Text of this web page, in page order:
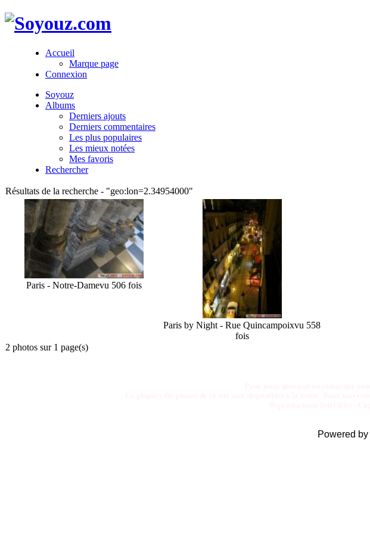
Accueil
Marque page
Connexion
Soyouz
Albums
Derniers ajouts
Derniers commentaires
Les plus populaires
Les mieux notées
Mes favoris
Rechercher
Résultats de la recherche - "geo:lon=2.34954000"
Paris - Notre-Damevu 506 fois
Paris by Night - Rue Quincampoixvu 558
fois
2 photos sur 1 page(s)
Powered by